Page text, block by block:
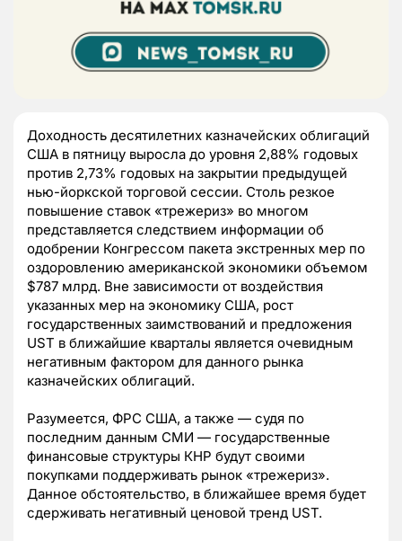
Доходность десятилетних казначейских облигаций
США в пятницу выросла до уровня 2,88% годовых
против 2,73% годовых на закрытии предыдущей
нью-йоркской торговой сессии. Столь резкое
повышение ставок «трежериз» во многом
представляется следствием информации об
одобрении Конгрессом пакета экстренных мер по
оздоровлению американской экономики объемом
$787 млрд. Вне зависимости от воздействия
указанных мер на экономику США, рост
государственных заимствований и предложения
UST в ближайшие кварталы является очевидным
негативным фактором для данного рынка
казначейских облигаций.
Разумеется, ФРС США, а также — судя по
последним данным СМИ — государственные
финансовые структуры КНР будут своими
покупками поддерживать рынок «трежериз».
Данное обстоятельство, в ближайшее время будет
сдерживать негативный ценовой тренд UST.